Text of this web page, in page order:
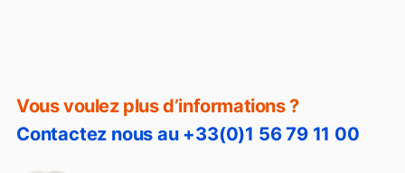
Vous voulez plus d’informations ?
Contactez nous au +33(0)1 56 79 11 00